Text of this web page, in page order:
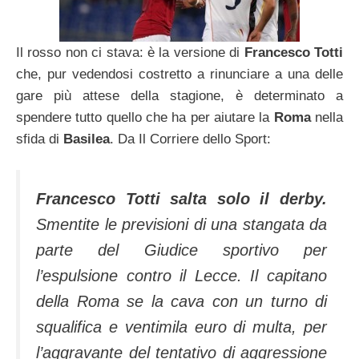
Il rosso non ci stava: è la versione di Francesco Totti
che, pur vedendosi costretto a rinunciare a una delle
gare più attese della stagione, è determinato a
spendere tutto quello che ha per aiutare la Roma nella
sfida di Basilea. Da Il Corriere dello Sport:
Francesco Totti salta solo il derby.
Smentite le previsioni di una stangata da
parte del Giudice sportivo per
l’espulsione contro il Lecce. Il capitano
della Roma se la cava con un turno di
squalifica e ventimila euro di multa, per
l’aggravante del tentativo di aggressione